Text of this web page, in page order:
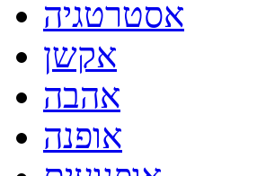
אסטרטגיה
אקשן
אהבה
אופנה